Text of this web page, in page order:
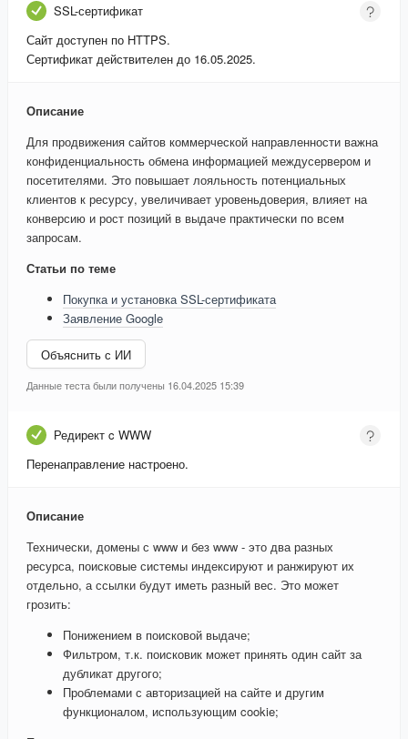
SSL-сертификат
Сайт доступен по HTTPS.
Сертификат действителен до 16.05.2025.
Описание
Для продвижения сайтов коммерческой направленности важна
конфиденциальность обмена информацией междусервером и
посетителями. Это повышает лояльность потенциальных
клиентов к ресурсу, увеличивает уровеньдоверия, влияет на
конверсию и рост позиций в выдаче практически по всем
запросам.
Статьи по теме
Покупка и установка SSL-сертификата
Заявление Google
Объяснить с ИИ
Данные теста были получены 16.04.2025 15:39
Редирект c WWW
Перенаправление настроено.
Описание
Технически, домены с www и без www - это два разных
ресурса, поисковые системы индексируют и ранжируют их
отдельно, а ссылки будут иметь разный вес. Это может
грозить:
Понижением в поисковой выдаче;
Фильтром, т.к. поисковик может принять один сайт за
дубликат другого;
Проблемами с авторизацией на сайте и другим
функционалом, использующим cookie;